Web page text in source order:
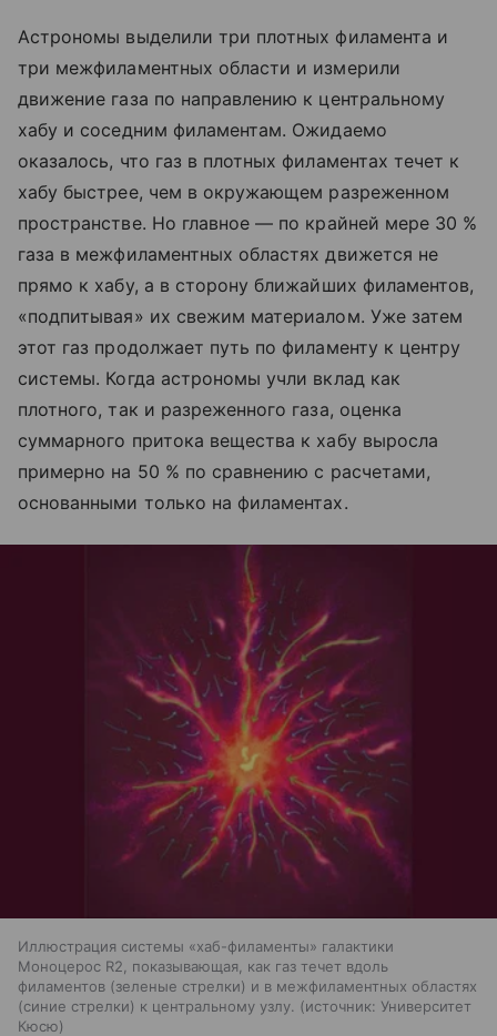
Астрономы выделили три плотных филамента и
три межфиламентных области и измерили
движение газа по направлению к центральному
хабу и соседним филаментам. Ожидаемо
оказалось, что газ в плотных филаментах течет к
хабу быстрее, чем в окружающем разреженном
пространстве. Но главное — по крайней мере 30 %
газа в межфиламентных областях движется не
прямо к хабу, а в сторону ближайших филаментов,
«подпитывая» их свежим материалом. Уже затем
этот газ продолжает путь по филаменту к центру
системы. Когда астрономы учли вклад как
плотного, так и разреженного газа, оценка
суммарного притока вещества к хабу выросла
примерно на 50 % по сравнению с расчетами,
основанными только на филаментах.
Иллюстрация системы «хаб-филаменты» галактики
Моноцерос R2, показывающая, как газ течет вдоль
филаментов (зеленые стрелки) и в межфиламентных областях
(синие стрелки) к центральному узлу.
источник: Университет
Кюсю